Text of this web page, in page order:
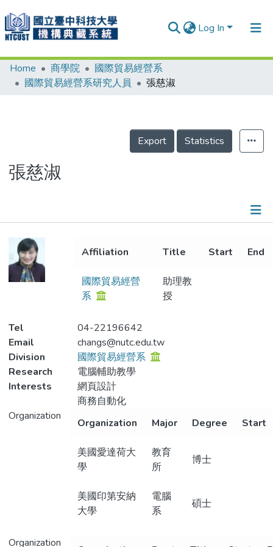
Log In
Communities & Collections
Organizations
Home 商學院
國際貿易經營系
國際貿易經營系研究人員
張慈淑
Export Statistics
張慈淑
Affiliation Title Start End
國際貿易經營
系
助理教
授
Tel
04-22196642
Email
changs@nutc.edu.tw
Division
國際貿易經營系
Research
Interests
電腦輔助教學
網頁設計
商務自動化
Organization
Organization Major Degree Start
美國愛達荷大
學
教育
所
博士
美國印第安納
大學
電腦
系
碩士
Organization